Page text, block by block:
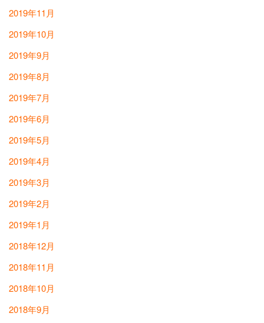
2019年11月
2019年10月
2019年9月
2019年8月
2019年7月
2019年6月
2019年5月
2019年4月
2019年3月
2019年2月
2019年1月
2018年12月
2018年11月
2018年10月
2018年9月